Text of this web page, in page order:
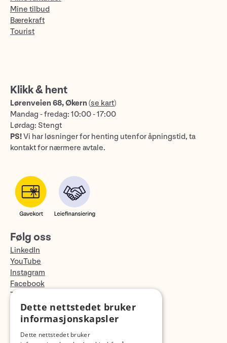
Mine tilbud
Bærekraft
Tourist
Klikk & hent
Lørenveien 68, Økern (se kart)
Mandag - fredag: 10:00 - 17:00
Lørdag: Stengt
PS!Vi har løsninger for henting utenfor åpningstid, ta
kontakt for nærmere avtale.
Følg oss
LinkedIn
YouTube
Instagram
Facebook
TikTok
Fotopodden
Dette nettstedet bruker
informasjonskapsler
Dette nettstedet bruker